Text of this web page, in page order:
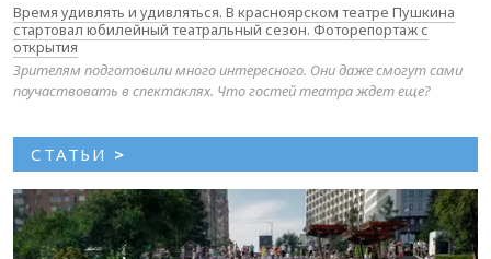
Время удивлять и удивляться. В красноярском театре Пушкина
стартовал юбилейный театральный сезон. Фоторепортаж с
открытия
Зрителям подготовили много интересного. Они даже смогут сами
поучаствовать в спектаклях. Что гостей театра ждет еще?
СТАТЬИ >